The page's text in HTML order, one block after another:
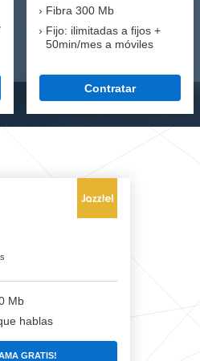
Fibra 300 Mb
Fijo: ilimitadas a fijos +
50min/mes a móviles
Contratar
Mb
hablas
GRATIS!